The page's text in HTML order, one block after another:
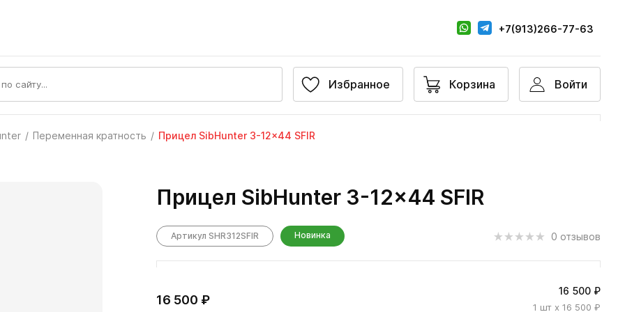
+7(913)266-77-63
Избранное Корзина Войти
Переменная кратность Прицел SibHunter 3-12x44 SFIR
Прицел SibHunter 3-12x44 SFIR
Артикул SHR312SFIR Новинка 0 отзывов
16 500 ₽
16 500 ₽
1 шт x 16 500 ₽